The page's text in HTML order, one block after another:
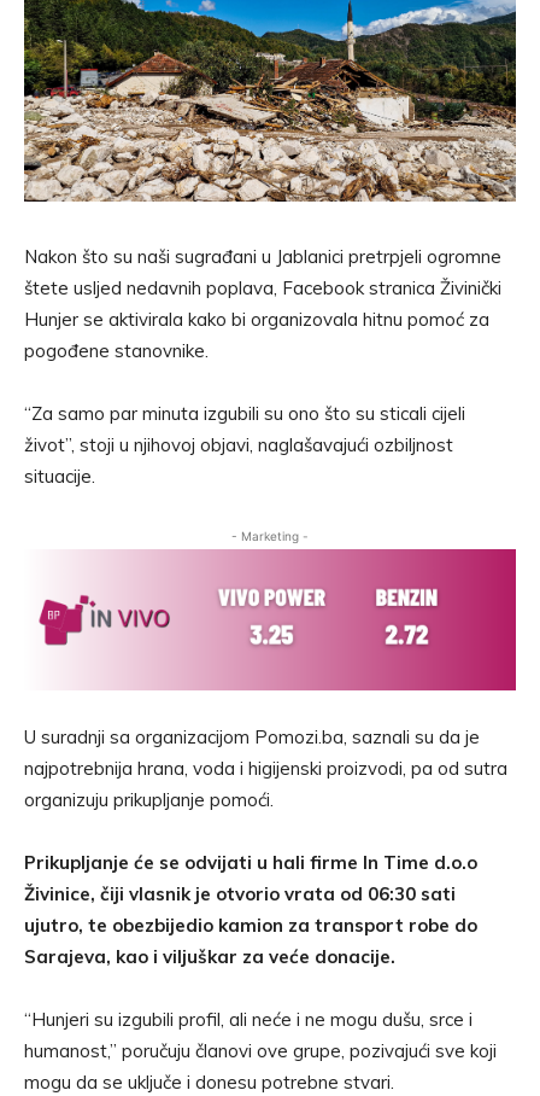
Nakon što su naši sugrađani u Jablanici pretrpjeli ogromne
štete usljed nedavnih poplava, Facebook stranica Živinički
Hunjer se aktivirala kako bi organizovala hitnu pomoć za
pogođene stanovnike.
“Za samo par minuta izgubili su ono što su sticali cijeli
život”, stoji u njihovoj objavi, naglašavajući ozbiljnost
situacije.
- Marketing -
U suradnji sa organizacijom Pomozi.ba, saznali su da je
najpotrebnija hrana, voda i higijenski proizvodi, pa od sutra
organizuju prikupljanje pomoći.
Prikupljanje će se odvijati u hali firme In Time d.o.o
Živinice, čiji vlasnik je otvorio vrata od 06:30 sati
ujutro, te obezbijedio kamion za transport robe do
Sarajeva, kao i viljuškar za veće donacije.
“Hunjeri su izgubili profil, ali neće i ne mogu dušu, srce i
humanost,” poručuju članovi ove grupe, pozivajući sve koji
mogu da se uključe i donesu potrebne stvari.